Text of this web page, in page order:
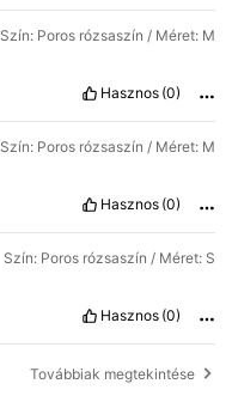
Szín: Poros rózsaszín / Méret: M
Hasznos (0)
Szín: Poros rózsaszín / Méret: M
Hasznos (0)
Szín: Poros rózsaszín / Méret: S
Hasznos (0)
Továbbiak megtekintése